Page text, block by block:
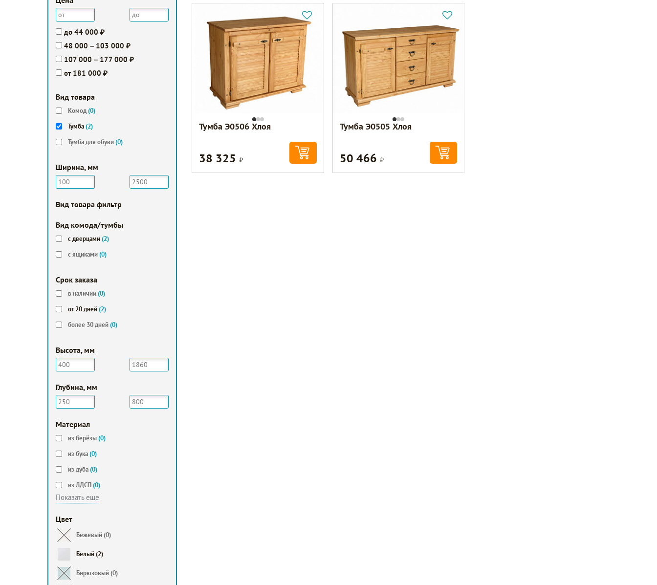
до 44 000 ₽
48 000 – 103 000 ₽
107 000 – 177 000 ₽
от 181 000 ₽
Вид товара
Комод(0)
Тумба(2)
Тумба для обуви(0)
Ширина, мм
Вид товара фильтр
Вид комода/тумбы
с дверцами(2)
с ящиками(0)
Срок заказа
в наличии(0)
от 20 дней(2)
более 30 дней(0)
Высота, мм
Глубина, мм
Мaтериал
из берёзы(0)
из бука(0)
из дуба(0)
из ЛДСП(0)
Показать еще
Цвет
Бежевый(0)
Белый(2)
Бирюзовый(0)
Тумба Э0506 Хлоя
38 325Р
Тумба Э0505 Хлоя
50 466Р